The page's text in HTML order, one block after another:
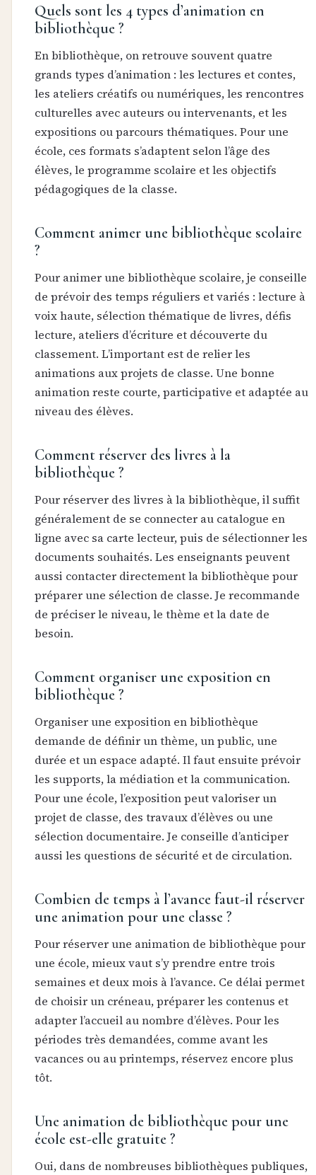
Quels sont les 4 types d’animation en
bibliothèque ?
En bibliothèque, on retrouve souvent quatre
grands types d’animation : les lectures et contes,
les ateliers créatifs ou numériques, les rencontres
culturelles avec auteurs ou intervenants, et les
expositions ou parcours thématiques. Pour une
école, ces formats s’adaptent selon l’âge des
élèves, le programme scolaire et les objectifs
pédagogiques de la classe.
Comment animer une bibliothèque scolaire
?
Pour animer une bibliothèque scolaire, je conseille
de prévoir des temps réguliers et variés : lecture à
voix haute, sélection thématique de livres, défis
lecture, ateliers d’écriture et découverte du
classement. L’important est de relier les
animations aux projets de classe. Une bonne
animation reste courte, participative et adaptée au
niveau des élèves.
Comment réserver des livres à la
bibliothèque ?
Pour réserver des livres à la bibliothèque, il suffit
généralement de se connecter au catalogue en
ligne avec sa carte lecteur, puis de sélectionner les
documents souhaités. Les enseignants peuvent
aussi contacter directement la bibliothèque pour
préparer une sélection de classe. Je recommande
de préciser le niveau, le thème et la date de
besoin.
Comment organiser une exposition en
bibliothèque ?
Organiser une exposition en bibliothèque
demande de définir un thème, un public, une
durée et un espace adapté. Il faut ensuite prévoir
les supports, la médiation et la communication.
Pour une école, l’exposition peut valoriser un
projet de classe, des travaux d’élèves ou une
sélection documentaire. Je conseille d’anticiper
aussi les questions de sécurité et de circulation.
Combien de temps à l’avance faut-il réserver
une animation pour une classe ?
Pour réserver une animation de bibliothèque pour
une école, mieux vaut s’y prendre entre trois
semaines et deux mois à l’avance. Ce délai permet
de choisir un créneau, préparer les contenus et
adapter l’accueil au nombre d’élèves. Pour les
périodes très demandées, comme avant les
vacances ou au printemps, réservez encore plus
tôt.
Une animation de bibliothèque pour une
école est-elle gratuite ?
Oui, dans de nombreuses bibliothèques publiques,